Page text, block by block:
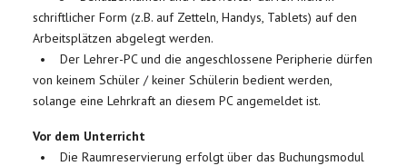
schriftlicher Form (z.B. auf Zetteln, Handys, Tablets) auf den
Arbeitsplätzen abgelegt werden.
• Der Lehrer-PC und die angeschlossene Peripherie dürfen
von keinem Schüler / keiner Schülerin bedient werden,
solange eine Lehrkraft an diesem PC angemeldet ist.
Vor dem Unterricht
• Die Raumreservierung erfolgt über das Buchungsmodul